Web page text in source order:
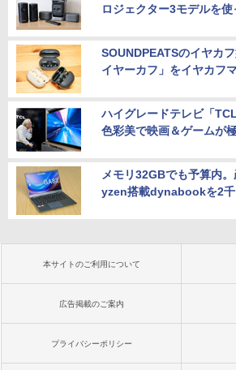
ロジェクター3モデルを使
SOUNDPEATSのイヤカ
イヤーカフ」をイヤカフ
ハイグレードテレビ「
色彩美で映画＆ゲームが
メモリ32GBでも予算内
yzen搭載dynabookを2千
本サイトのご利用について
広告掲載のご案内
プライバシーポリシー